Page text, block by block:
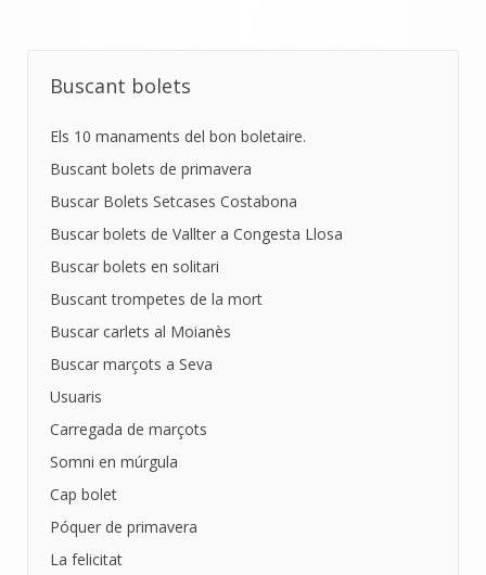
Buscant bolets
Els 10 manaments del bon boletaire.
Buscant bolets de primavera
Buscar Bolets Setcases Costabona
Buscar bolets de Vallter a Congesta Llosa
Buscar bolets en solitari
Buscant trompetes de la mort
Buscar carlets al Moianès
Buscar marçots a Seva
Usuaris
Carregada de marçots
Somni en múrgula
Cap bolet
Póquer de primavera
La felicitat